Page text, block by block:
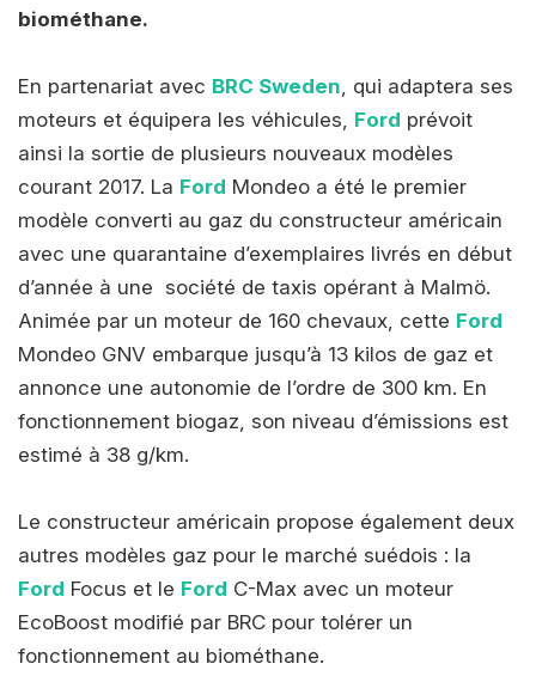
biométhane.
En partenariat avec BRC Sweden, qui adaptera ses
moteurs et équipera les véhicules, Ford prévoit
ainsi la sortie de plusieurs nouveaux modèles
courant 2017. La Ford Mondeo a été le premier
modèle converti au gaz du constructeur américain
avec une quarantaine d’exemplaires livrés en début
d’année à une société de taxis opérant à Malmö.
Animée par un moteur de 160 chevaux, cette Ford
Mondeo GNV embarque jusqu’à 13 kilos de gaz et
annonce une autonomie de l’ordre de 300 km. En
fonctionnement biogaz, son niveau d’émissions est
estimé à 38 g/km.
Le constructeur américain propose également deux
autres modèles gaz pour le marché suédois : la
Ford Focus et le Ford C-Max avec un moteur
EcoBoost modifié par BRC pour tolérer un
fonctionnement au biométhane.